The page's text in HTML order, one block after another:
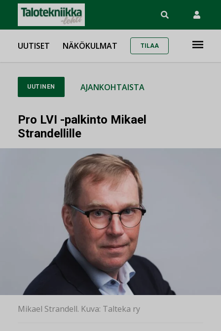
UUTISET NÄKÖKULMAT TILAA
UUTINEN AJANKOHTAISTA
Pro LVI -palkinto Mikael
Strandellille
Mikael Strandell. Kuva: Talteka ry